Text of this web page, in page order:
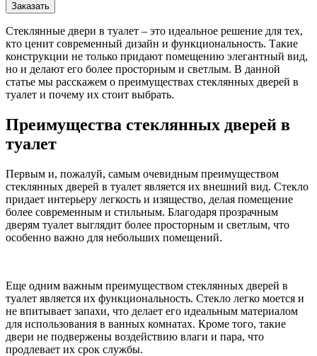
Заказать
Стеклянные двери в туалет – это идеальное решение для тех,
кто ценит современный дизайн и функциональность. Такие
конструкции не только придают помещению элегантный вид,
но и делают его более просторным и светлым. В данной
статье мы расскажем о преимуществах стеклянных дверей в
туалет и почему их стоит выбрать.
Преимущества стеклянных дверей в
туалет
Первым и, пожалуй, самым очевидным преимуществом
стеклянных дверей в туалет является их внешний вид. Стекло
придает интерьеру легкость и изящество, делая помещение
более современным и стильным. Благодаря прозрачным
дверям туалет выглядит более просторным и светлым, что
особенно важно для небольших помещений.
Еще одним важным преимуществом стеклянных дверей в
туалет является их функциональность. Стекло легко моется и
не впитывает запахи, что делает его идеальным материалом
для использования в ванных комнатах. Кроме того, такие
двери не подвержены воздействию влаги и пара, что
продлевает их срок службы.